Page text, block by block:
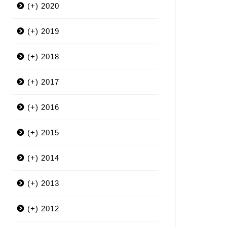
(+) 2020
3月
(+) 2019
12月
9月
7月
6月
5月
4月
3月
(+) 2018
12月
11月
10月
9月
8月
7月
(+) 2017
12月
11月
10月
9月
8月
(+) 2016
12月
11月
10月
9月
(+) 2015
12月
11月
10月
(+) 2014
12月
11月
(+) 2013
12月
(+) 2012